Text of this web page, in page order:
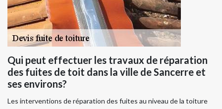
Qui peut effectuer les travaux de réparation
des fuites de toit dans la ville de Sancerre et
ses environs?
Les interventions de réparation des fuites au niveau de la toiture